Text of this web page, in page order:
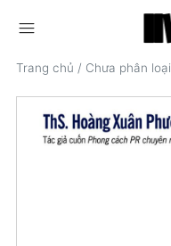
menu
Trang chủ / Chưa phân loại